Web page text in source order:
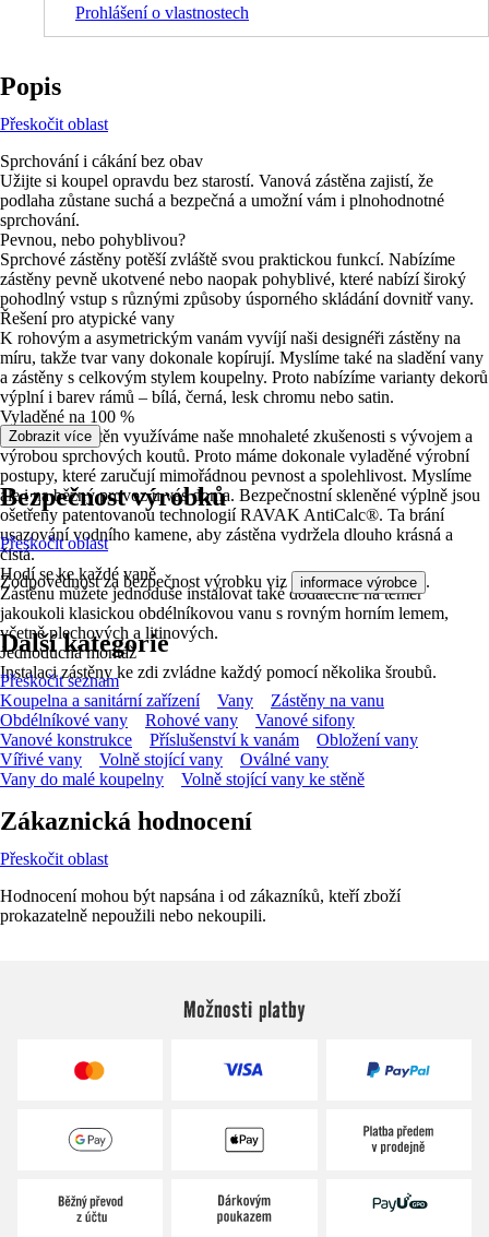
Prohlášení o vlastnostech
Popis
Přeskočit oblast
Sprchování i cákání bez obav
Užijte si koupel opravdu bez starostí. Vanová zástěna zajistí, že
podlaha zůstane suchá a bezpečná a umožní vám i plnohodnotné
sprchování.
Pevnou, nebo pohyblivou?
Sprchové zástěny potěší zvláště svou praktickou funkcí. Nabízíme
zástěny pevně ukotvené nebo naopak pohyblivé, které nabízí široký
pohodlný vstup s různými způsoby úsporného skládání dovnitř vany.
Řešení pro atypické vany
K rohovým a asymetrickým vanám vyvíjí naši designéři zástěny na
míru, takže tvar vany dokonale kopírují. Myslíme také na sladění vany
a zástěny s celkovým stylem koupelny. Proto nabízíme varianty dekorů
výplní i barev rámů – bílá, černá, lesk chromu nebo satin.
Vyladěné na 100 %
Při výrobě zástěn využíváme naše mnohaleté zkušenosti s vývojem a
výrobou sprchových koutů. Proto máme dokonale vyladěné výrobní
postupy, které zaručují mimořádnou pevnost a spolehlivost. Myslíme
ale i na běžný provoz u vás doma. Bezpečnostní skleněné výplně jsou
ošetřeny patentovanou technologií RAVAK AntiCalc®. Ta brání
usazování vodního kamene, aby zástěna vydržela dlouho krásná a
čistá.
Hodí se ke každé vaně
Zástěnu můžete jednoduše instalovat také dodatečně na téměř
jakoukoli klasickou obdélníkovou vanu s rovným horním lemem,
včetně plechových a litinových.
Jednoduchá montáž
Instalaci zástěny ke zdi zvládne každý pomocí několika šroubů.
Zobrazit více
Bezpečnost výrobků
Přeskočit oblast
Zodpovědnost za bezpečnost výrobku viz informace výrobce .
Další kategorie
Přeskočit seznam
Koupelna a sanitární zařízení
Vany
Zástěny na vanu
Obdélníkové vany
Rohové vany
Vanové sifony
Vanové konstrukce
Příslušenství k vanám
Obložení vany
Vířivé vany
Volně stojící vany
Oválné vany
Vany do malé koupelny
Volně stojící vany ke stěně
Zákaznická hodnocení
Přeskočit oblast
Hodnocení mohou být napsána i od zákazníků, kteří zboží
prokazatelně nepoužili nebo nekoupili.
Možnosti platby